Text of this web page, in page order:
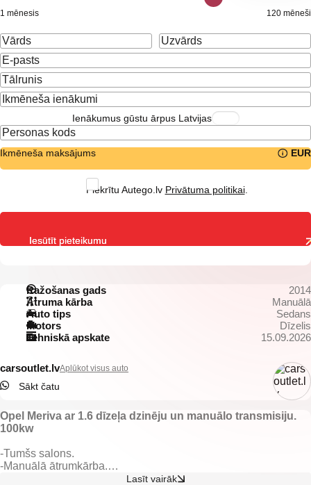
1 mēnesis 120 mēneši
Ienākumus gūstu ārpus Latvijas
Ikmēneša maksājums EUR
Piekrītu Autego.lv Privātuma politikai.
Ražošanas gads
2014
Ātruma kārba
Manuālā
Auto tips
Sedans
Motors
Dīzelis
Tehniskā apskate
15.09.2026
carsoutlet.lvAplūkot visus auto
Sākt čatu
Opel Meriva ar 1.6 dīzeļa dzinēju un manuālo transmisiju.
100kw
-Tumšs salons.
-Manuālā ātrumkārba.
-Vieglmetāla diski ar labām riepām.
Lasīt vairāk